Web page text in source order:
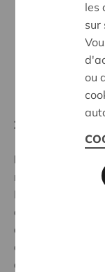
Ziel:
Programm:
moyen
La cellule Agri-
d’accompagner
dans leurs
de coopération,
les
sur
ou